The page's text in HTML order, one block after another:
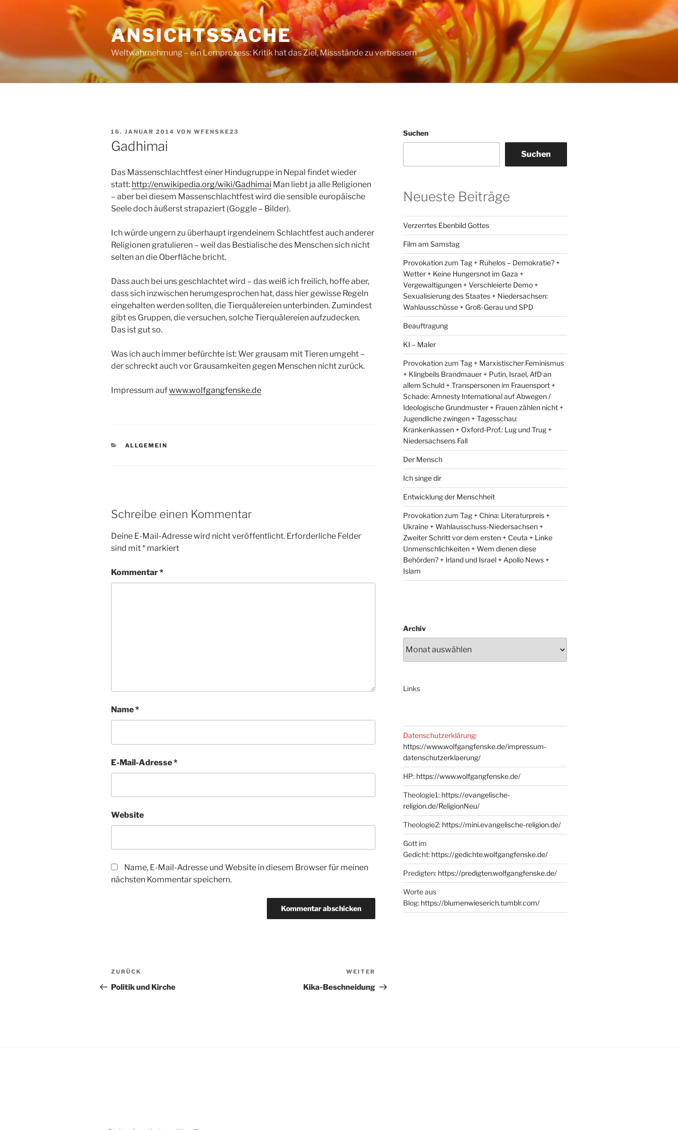
ANSICHTSSACHE
Weltwahrnehmung – ein Lernprozess: Kritik hat das Ziel, Missstände zu verbessern
VERÖFFENTLICHT
AM
16. JANUAR 2014 VON WFENSKE23
Gadhimai
Das Massenschlachtfest einer Hindugruppe in Nepal findet wieder
statt: http://en.wikipedia.org/wiki/Gadhimai Man liebt ja alle Religionen
– aber bei diesem Massenschlachtfest wird die sensible europäische
Seele doch äußerst strapaziert (Goggle – Bilder).
Ich würde ungern zu überhaupt irgendeinem Schlachtfest auch anderer
Religionen gratulieren – weil das Bestialische des Menschen sich nicht
selten an die Oberfläche bricht.
Dass auch bei uns geschlachtet wird – das weiß ich freilich, hoffe aber,
dass sich inzwischen herumgesprochen hat, dass hier gewisse Regeln
eingehalten werden sollten, die Tierquälereien unterbinden. Zumindest
gibt es Gruppen, die versuchen, solche Tierquälereien aufzudecken.
Das ist gut so.
Was ich auch immer befürchte ist: Wer grausam mit Tieren umgeht –
der schreckt auch vor Grausamkeiten gegen Menschen nicht zurück.
Impressum aufwww.wolfgangfenske.de
KATEGORIEN
ALLGEMEIN
Schreibe einen Kommentar
Deine E-Mail-Adresse wird nicht veröffentlicht. Erforderliche Felder
sind mit* markiert
Kommentar*
Name*
E-Mail-Adresse*
Website
Name, E-Mail-Adresse und Website in diesem Browser für meinen
nächsten Kommentar speichern.
Beitragsnavigation
Vorheriger
Beitrag
ZURÜCK
Politik und Kirche
Beitrag
WEITER
Kika-Beschneidung
Suchen
Suchen
Neueste Beiträge
Verzerrtes Ebenbild Gottes
Film am Samstag
Provokation zum Tag + Ruhelos – Demokratie? +
Wetter + Keine Hungersnot im Gaza +
Vergewaltigungen + Verschleierte Demo +
Sexualisierung des Staates + Niedersachsen:
Wahlausschüsse + Groß-Gerau und SPD
Beauftragung
KI – Maler
Provokation zum Tag + Marxistischer Feminismus
+ Klingbeils Brandmauer + Putin, Israel, AfD an
allem Schuld + Transpersonen im Frauensport +
Schade: Amnesty International auf Abwegen /
Ideologische Grundmuster + Frauen zählen nicht +
Jugendliche zwingen + Tagesschau:
Krankenkassen + Oxford-Prof.: Lug und Trug +
Niedersachsens Fall
Der Mensch
Ich singe dir
Entwicklung der Menschheit
Provokation zum Tag + China: Literaturpreis +
Ukraine + Wahlausschuss-Niedersachsen +
Zweiter Schritt vor dem ersten + Ceuta + Linke
Unmenschlichkeiten + Wem dienen diese
Behörden? + Irland und Israel + Apollo News +
Islam
Archiv
Links
Datenschutzerklärung:
https://www.wolfgangfenske.de/impressum-
datenschutzerklaerung/
HP: https://www.wolfgangfenske.de/
Theologie1: https://evangelische-
religion.de/ReligionNeu/
Theologie2: https://mini.evangelische-religion.de/
Gott im
Gedicht: https://gedichte.wolfgangfenske.de/
Predigten: https://predigten.wolfgangfenske.de/
Worte aus
Blog: https://blumenwieserich.tumblr.com/